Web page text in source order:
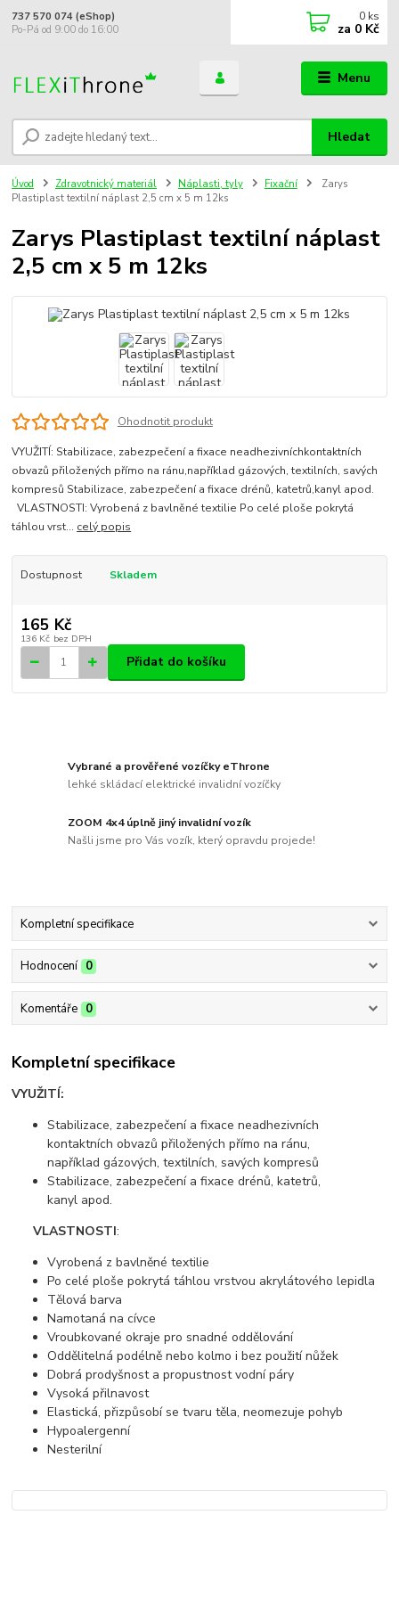
Menu
Hledat
737 570 074 (eShop)
Po-Pá od 9:00 do 16:00
0 ks
za 0 Kč
Úvod Zdravotnický materiál Náplasti, tyly Fixační
Zarys
Plastiplast textilní náplast 2,5 cm x 5 m 12ks
Zarys Plastiplast textilní náplast
2,5 cm x 5 m 12ks
Ohodnotit produkt
VYUŽITÍ: Stabilizace, zabezpečení a fixace neadhezivníchkontaktních
obvazů přiložených přímo na ránu,například gázových, textilních, savých
kompresů Stabilizace, zabezpečení a fixace drénů, katetrů,kanyl apod.
VLASTNOSTI: Vyrobená z bavlněné textilie Po celé ploše pokrytá
táhlou vrst... celý popis
Dostupnost Skladem
165 Kč
136 Kč bez DPH
Přidat do košíku
Vybrané a prověřené vozíčky eThrone
lehké skládací elektrické invalidní vozíčky
ZOOM 4x4 úplně jiný invalidní vozík
Našli jsme pro Vás vozík, který opravdu projede!
Kompletní specifikace
Hodnocení 0
Komentáře 0
Kompletní specifikace
VYUŽITÍ:
Stabilizace, zabezpečení a fixace neadhezivních
kontaktních obvazů přiložených přímo na ránu,
například gázových, textilních, savých kompresů
Stabilizace, zabezpečení a fixace drénů, katetrů,
kanyl apod.
VLASTNOSTI:
Vyrobená z bavlněné textilie
Po celé ploše pokrytá táhlou vrstvou akrylátového lepidla
Tělová barva
Namotaná na cívce
Vroubkované okraje pro snadné oddělování
Oddělitelná podélně nebo kolmo i bez použití nůžek
Dobrá prodyšnost a propustnost vodní páry
Vysoká přilnavost
Elastická, přizpůsobí se tvaru těla, neomezuje pohyb
Hypoalergenní
Nesterilní